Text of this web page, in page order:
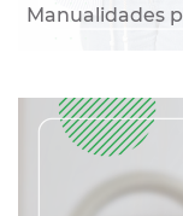
Manualidades